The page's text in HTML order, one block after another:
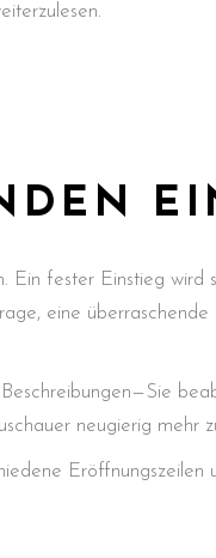
fester Einstieg wird
eine
neugierig mehr